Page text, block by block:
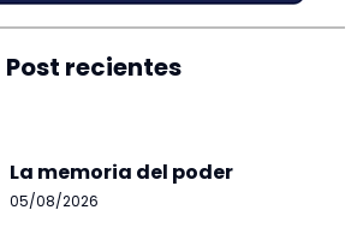
Post recientes
La memoria del poder
05/08/2026